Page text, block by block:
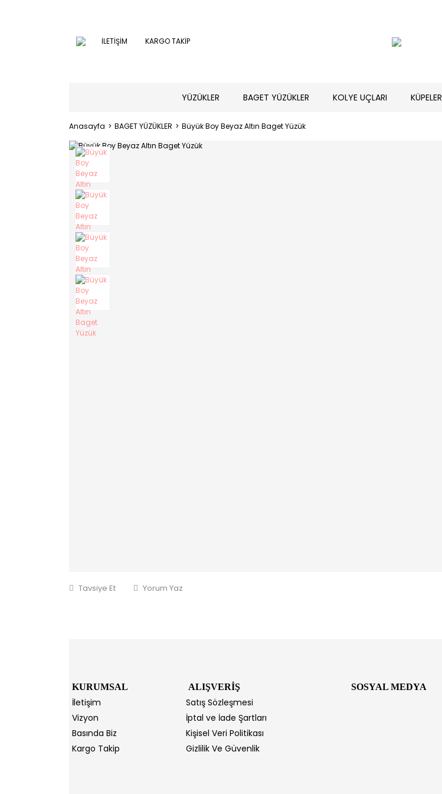
İLETİŞİM KARGO TAKİP
YÜZÜKLER BAGET YÜZÜKLER KOLYE UÇLARI KÜPELER
Anasayfa BAGET YÜZÜKLER Büyük Boy Beyaz Altın Baget Yüzük
Tavsiye Et Yorum Yaz
KURUMSAL ALIŞVERİŞ SOSYAL MEDYA
İletişim
Satış Sözleşmesi
Vizyon
İptal ve İade Şartları
Basında Biz
Kişisel Veri Politikası
Kargo Takip
Gizlilik Ve Güvenlik